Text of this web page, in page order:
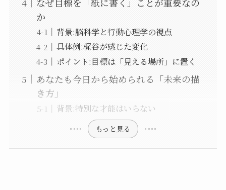
なぜ目標を「紙に書く」ことが重要なの
か
背景:脳科学と行動心理学の視点
具体例:梶谷が感じた変化
ポイント:目標は「見える場所」に置く
あなたも今日から始められる「未来の描
き方」
背景:特別な才能はいらない
もっと見る